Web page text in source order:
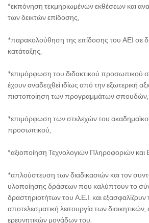
*εκπόνηση τεκμηριωμένων εκθέσεων και
των δεικτών επίδοσης,
*παρακολούθηση της επίδοσης του ΑΕΙ σε
κατάταξης,
*επιμόρφωση του διδακτικού προσωπικού
έχουν αναδειχθεί ιδίως από την εξωτερική
πιστοποίηση των προγραμμάτων σπουδών,
*επιμόρφωση των στελεχών του ακαδημαϊκού
προσωπικού,
*αξιοποίηση Τεχνολογιών Πληροφοριών και
*απλούστευση των διαδικασιών και τον
υλοποίησης δράσεων που καλύπτουν το
δραστηριοτήτων του Α.Ε.Ι. και εξασφαλίζουν
αποτελεσματική λειτουργία των
ερευνητικών μονάδων του.